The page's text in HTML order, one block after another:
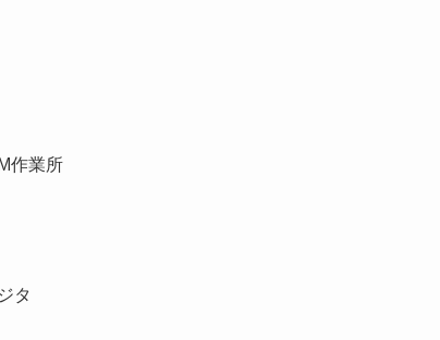
作業所
タ